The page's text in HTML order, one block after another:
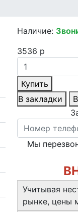
Наличие:
3536 р
Купить
В закладки
Мы
Учитывая
рынке, цены